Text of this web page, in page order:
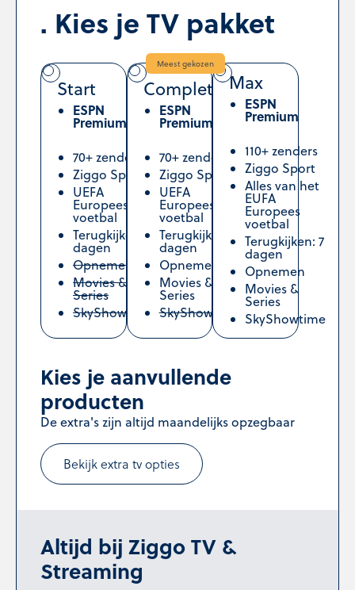
Kies je TV pakket
Start
ESPN
Premium
70+ zenders
Ziggo Sport
UEFA
Europees
voetbal
Terugkijken: 2
dagen
Opnemen
Movies &
Series
SkyShowtime
Complete
ESPN
Premium
70+ zenders
Ziggo Sport
UEFA
Europees
voetbal
Terugkijken: 7
dagen
Opnemen
Movies &
Series
SkyShowtime
Meest gekozen
Max
ESPN
Premium
110+ zenders
Ziggo Sport
Alles van het
EUFA
Europees
voetbal
Terugkijken: 7
dagen
Opnemen
Movies &
Series
SkyShowtime
Kies je aanvullende
producten
De extra's zijn altijd maandelijks opzegbaar
Bekijk extra tv opties
Altijd bij Ziggo TV &
Streaming